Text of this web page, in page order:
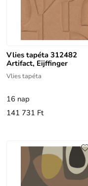
Vlies tapéta 312482
Artifact, Eijffinger
Vlies tapéta
16 nap
141 731 Ft